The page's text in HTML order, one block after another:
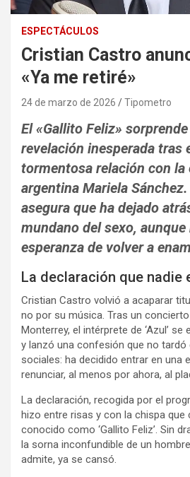
ESPECTÁCULOS
Cristian Castro
«Ya me retiré»
24 de marzo de 2026 Tipometro
El «Gallito Feliz»
revelación inesperada tras
tormentosa relación con la
argentina Mariela
asegura que ha dejado
mundano del sexo,
esperanza de volver a
La declaración que nadie
Cristian Castro volvió a acaparar
no por su música. Tras un
Monterrey, el intérprete de ‘Azul’
y lanzó una confesión que no
sociales: ha decidido entrar en una
renunciar, al menos por ahora, al
La declaración, recogida por el
hizo entre risas y con la chispa que
conocido como ‘Gallito Feliz’. Sin
la sorna inconfundible de un
admite, ya se cansó.